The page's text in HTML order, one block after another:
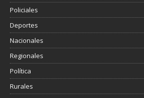
Policiales
Deportes
Nacionales
Regionales
Política
Rurales